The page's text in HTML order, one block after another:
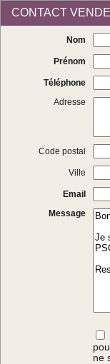
CONTACT
Nom
Prénom
Téléphone
Adresse
Code postal
Ville
Email
Message
ne